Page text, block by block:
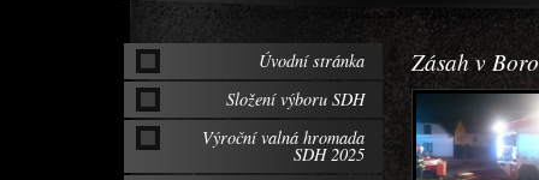
Zásah v
Úvodní stránka
Složení výboru SDH
Výroční valná hromada
SDH 2025